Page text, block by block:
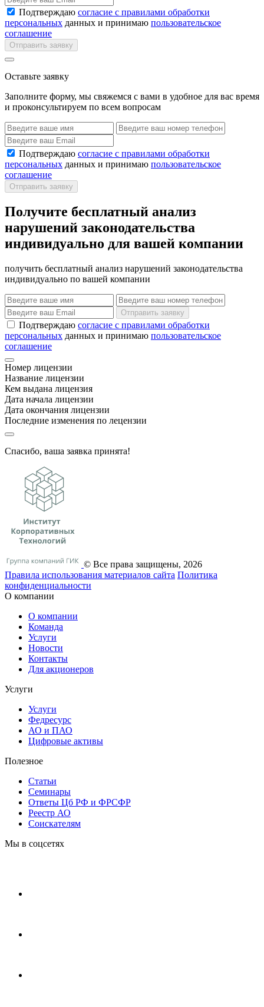
Подтверждаю согласие с правилами обработки
персональных данных и принимаю пользовательское
соглашение
Отправить заявку
Оставьте заявку
Заполните форму, мы свяжемся с вами в удобное для вас время
и проконсультируем по всем вопросам
Подтверждаю согласие с правилами обработки
персональных данных и принимаю пользовательское
соглашение
Отправить заявку
Получите бесплатный анализ
нарушений законодательства
индивидуально для вашей компании
получить бесплатный анализ нарушений законодательства
индивидуально по вашей компании
Отправить заявку
Подтверждаю согласие с правилами обработки
персональных данных и принимаю пользовательское
соглашение
Номер лицензии
Название лицензии
Кем выдана лицензия
Дата начала лицензии
Дата окончания лицензии
Последние изменения по лецензии
Спасибо, ваша заявка принята!
© Все права защищены, 2026
Правила использования материалов сайта Политика
конфиденциальности
О компании
О компании
Команда
Услуги
Новости
Контакты
Для акционеров
Услуги
Услуги
Федресурс
АО и ПАО
Цифровые активы
Полезное
Статьи
Cеминары
Ответы Цб РФ и ФРСФР
Реестр АО
Соискателям
Мы в соцсетях